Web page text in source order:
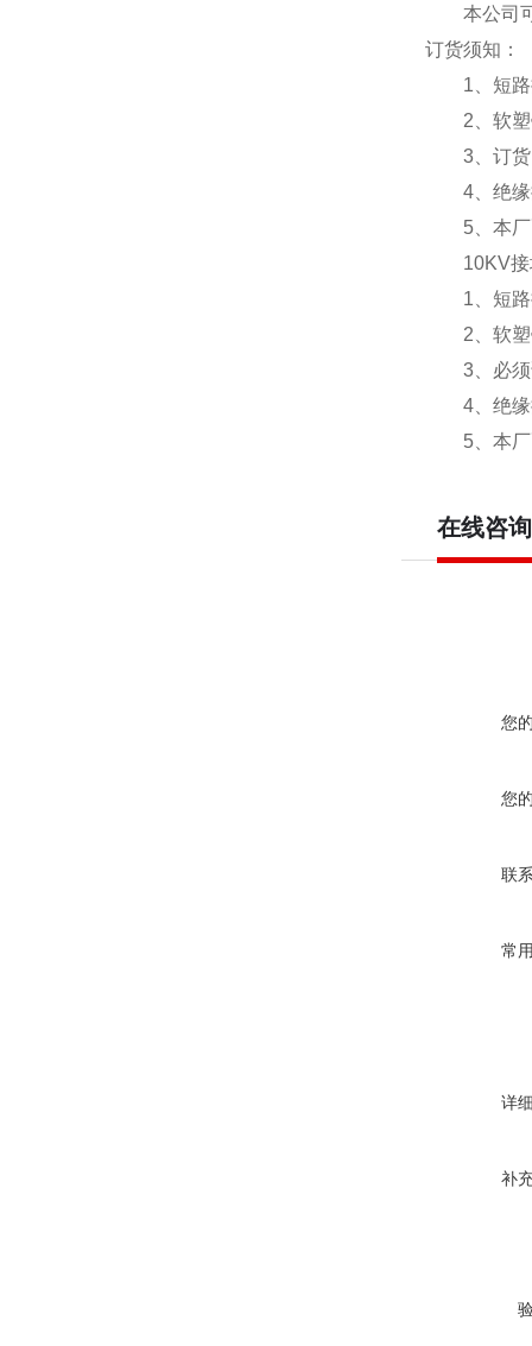
本公司
订货须知：
1、短路接
2、软塑铜
3、订货
4、绝缘
5、本厂
10KV接
1、短路接
2、软塑铜
3、必须
4、绝缘
5、本厂
在线咨询
您
您
联
常
详
补